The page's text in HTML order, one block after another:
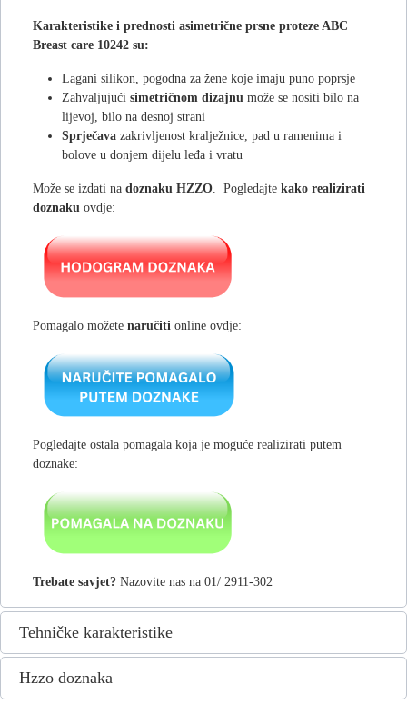
Karakteristike i prednosti asimetrične prsne proteze ABC
Breast care 10242 su:
Lagani silikon, pogodna za žene koje imaju puno poprsje
Zahvaljujući simetričnom dizajnu može se nositi bilo na
lijevoj, bilo na desnoj strani
Sprječava zakrivljenost kralježnice, pad u ramenima i
bolove u donjem dijelu leđa i vratu
Može se izdati na doznaku HZZO . Pogledajte kako realizirati
doznaku ovdje:
Pomagalo možete naručiti online ovdje:
Pogledajte ostala pomagala koja je moguće realizirati putem
doznake:
Trebate savjet? Nazovite nas na 01/ 2911-302
Tehničke karakteristike
Hzzo doznaka